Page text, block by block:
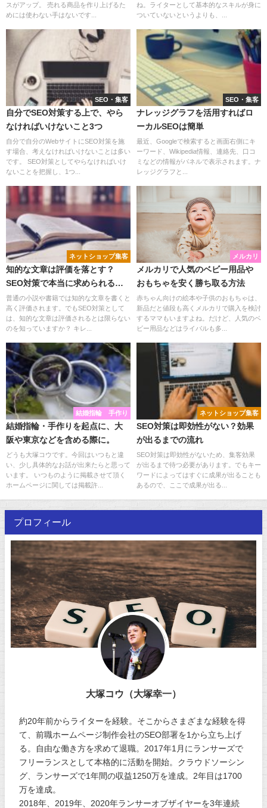
スがアップ。 売れる商品を作り上げるた
めには使わない手はないです...
ね。ライターとして基本的なスキルが身に
ついていないというよりも、...
SEO・集客
自分でSEO対策する上で、やら
なければいけないこと3つ
自分で自分のWebサイトにSEO対策を施
す場合、考えなければいけないことは多い
です。 SEO対策としてやらなければいけ
ないことを把握し、1つ...
SEO・集客
ナレッジグラフを活用すればロ
ーカルSEOは簡単
最近、Googleで検索すると画面右側にキ
ーワード、Wikipedia情報、連絡先、口コ
ミなどの情報がパネルで表示されます。ナ
レッジグラフと...
ネットショップ集客
知的な文章は評価を落とす？
SEO対策で本当に求められる文
章
普通の小説や書籍では知的な文章を書くと
高く評価されます。でもSEO対策として
は、知的な文章は評価されるとは限らない
のを知っていますか？ キレ...
メルカリ
メルカリで人気のベビー用品や
おもちゃを安く勝ち取る方法
赤ちゃん向けの絵本や子供のおもちゃは、
新品だと値段も高くメルカリで購入を検討
するママもいますよね。だけど、人気のベ
ビー用品などはライバルも多...
結婚指輪 手作り
結婚指輪・手作りを起点に、大
阪や東京などを含める際に。
どうも大塚コウです。今回はいつもと違
い、少し具体的なお話が出来たらと思って
います。 いつものように掲載させて頂く
ホームページに関しては掲載許...
ネットショップ集客
SEO対策は即効性がない？効果
が出るまでの流れ
SEO対策は即効性がないため、集客効果
が出るまで待つ必要があります。でもキー
ワードによってはすぐに成果が出ることも
あるので、ここで成果が出る...
プロフィール
大塚コウ（大塚幸一）
約20年前からライターを経験。そこからさまざまな経験を得
て、前職ホームページ制作会社のSEO部署を1から立ち上げ
る。自由な働き方を求めて退職。2017年1月にランサーズで
フリーランスとして本格的に活動を開始。クラウドソーシン
グ、ランサーズで1年間の収益1250万を達成。2年目は1700
万を達成。
2018年、2019年、2020年ランサーオブザイヤーを3年連続